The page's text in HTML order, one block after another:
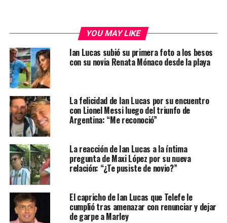
YOU MAY LIKE
Ian Lucas subió su primera foto a los besos
con su novia Renata Mónaco desde la playa
La felicidad de Ian Lucas por su encuentro
con Lionel Messi luego del triunfo de
Argentina: “Me reconoció”
La reacción de Ian Lucas a la íntima
pregunta de Maxi López por su nueva
relación: “¿Te pusiste de novio?”
El capricho de Ian Lucas que Telefe le
cumplió tras amenazar con renunciar y dejar
de garpe a Marley